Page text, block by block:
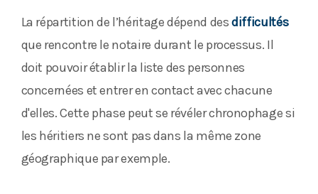
La répartition de l’héritage dépend desdifficultés
que rencontre le notaire durant le processus. Il
doit pouvoir établir la liste des personnes
concernées et entrer en contact avec chacune
d'elles. Cette phase peut se révéler chronophage si
les héritiers ne sont pas dans la même zone
géographique par exemple.